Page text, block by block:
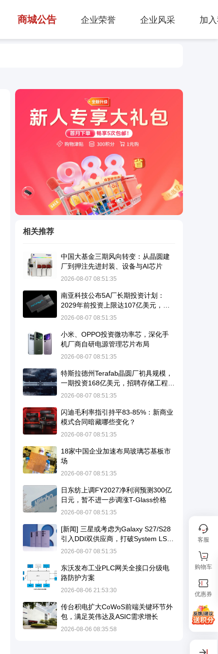
商城公告 企业荣誉 企业风采 加
相关推荐
中国大基金三期风向转变：从晶圆建
厂到押注先进封装、设备与AI芯片
2026-08-07 08:51:35
南亚科技公布5A厂长期投资计划：
2029年前投资上限达107亿美元，瞄
准10纳米级DRAM并导入EUV
2026-08-07 08:51:35
小米、OPPO投资微功率芯，深化手
机厂商自研电源管理芯片布局
2026-08-07 08:51:35
特斯拉德州Terafab晶圆厂初具规模，
一期投资168亿美元，招聘存储工程师
暗示进军DRAM
2026-08-07 08:51:35
闪迪毛利率指引持平83-85%：新商业
模式合同暗藏哪些变化？
2026-08-07 08:51:35
18家中国企业加速布局玻璃芯基板市
场
2026-08-07 08:51:35
日东纺上调FY2027净利润预测300亿
日元，暂不进一步调涨T-Glass价格
2026-08-07 08:51:35
[新闻] 三星或考虑为Galaxy S27/S28
引入DDI双供应商，打破System LSI
独家供应格局
2026-08-07 08:51:35
东沃发布工业PLC网关全接口分级电
路防护方案
2026-08-06 21:53:30
传台积电扩大CoWoS前端关键环节外
包，满足英伟达及ASIC需求增长
2026-08-06 08:35:58
客服
购物车
优惠券